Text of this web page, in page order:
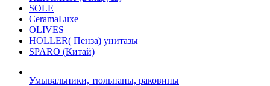
SOLE
CeramaLuxe
OLIVES
HOLLER( Пенза) унитазы
SPARO (Китай)
Умывальники, тюльпаны, раковины